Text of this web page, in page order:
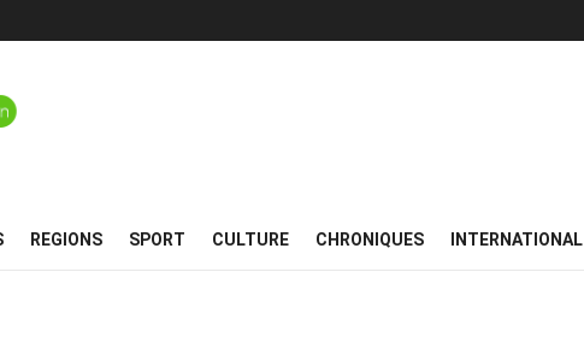
REGIONS SPORT CULTURE CHRONIQUES INTERNATIONAL